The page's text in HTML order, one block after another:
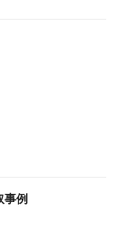
事例